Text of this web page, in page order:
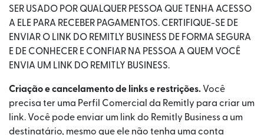
SER USADO POR QUALQUER PESSOA QUE TENHA ACESSO
A ELE PARA RECEBER PAGAMENTOS. CERTIFIQUE-SE DE
ENVIAR O LINK DO REMITLY BUSINESS DE FORMA SEGURA
E DE CONHECER E CONFIAR NA PESSOA A QUEM VOCÊ
ENVIA UM LINK DO REMITLY BUSINESS.
Criação e cancelamento de links e restrições. Você
precisa ter uma Perfil Comercial da Remitly para criar um
link. Você pode enviar um link do Remitly Business a um
destinatário, mesmo que ele não tenha uma conta